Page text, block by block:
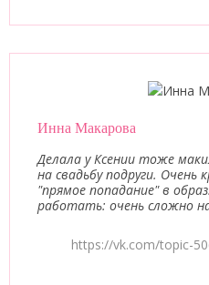
Инна Макарова
Делала у Ксении тоже
на свадьбу подруги. Очень
"прямое попадание" в
работать: очень сложно
https://vk.com/topic-